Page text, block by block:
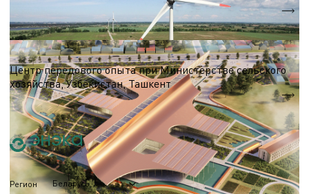
Выставочный комплекс
Центр передового опыта при Министерстве сельского
хозяйства, Узбекистан, Ташкент
S = 13 590 м.кв.
Регион Беларусь